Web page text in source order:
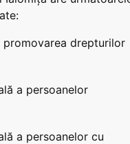
promovarea drepturilor
a persoanelor
a persoanelor cu